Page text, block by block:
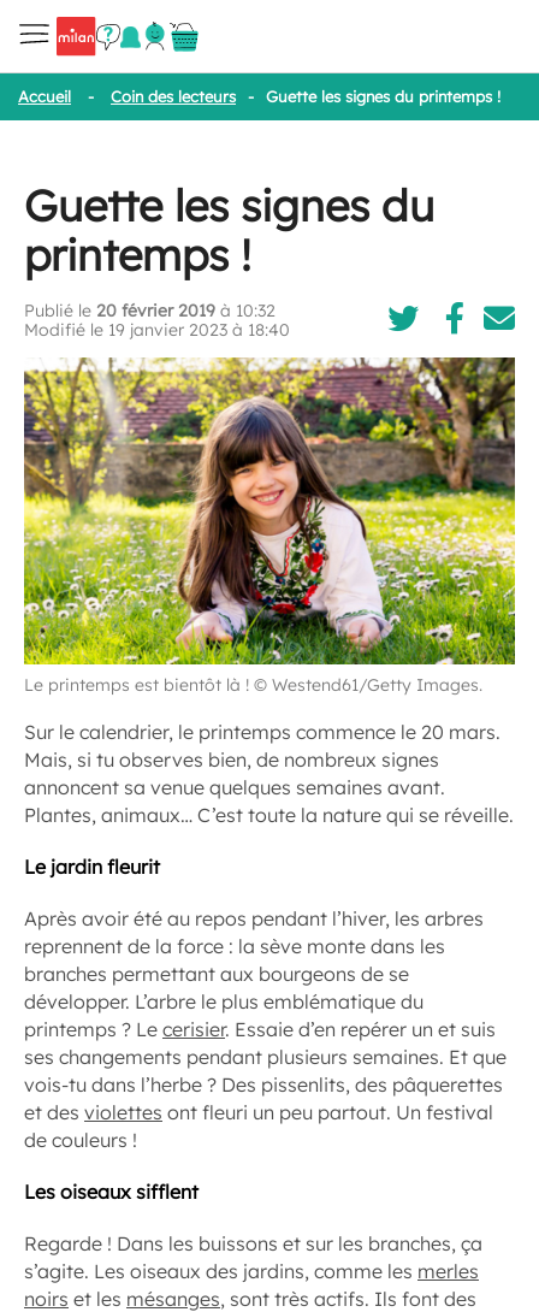
Accueil - Coin des lecteurs - Guette les signes du printemps !
Guette les signes du
printemps !
Publié le 20 février 2019 à 10:32
Modifié le 19 janvier 2023 à 18:40
Le printemps est bientôt là ! © Westend61/Getty Images.
Sur le calendrier, le printemps commence le 20 mars.
Mais, si tu observes bien, de nombreux signes
annoncent sa venue quelques semaines avant.
Plantes, animaux… C’est toute la nature qui se réveille.
Le jardin fleurit
Après avoir été au repos pendant l’hiver, les arbres
reprennent de la force : la sève monte dans les
branches permettant aux bourgeons de se
développer. L’arbre le plus emblématique du
printemps ? Le cerisier. Essaie d’en repérer un et suis
ses changements pendant plusieurs semaines. Et que
vois-tu dans l’herbe ? Des pissenlits, des pâquerettes
et des violettes ont fleuri un peu partout. Un festival
de couleurs !
Les oiseaux sifflent
Regarde ! Dans les buissons et sur les branches, ça
s’agite. Les oiseaux des jardins, comme les merles
noirs et les mésanges, sont très actifs. Ils font des